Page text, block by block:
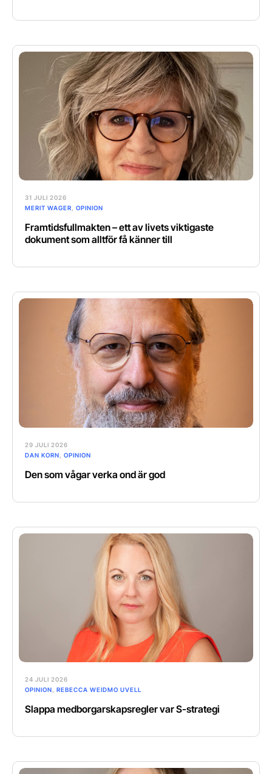
31 JULI 2026
MERIT WAGER, OPINION
Framtidsfullmakten – ett av livets viktigaste
dokument som alltför få känner till
29 JULI 2026
DAN KORN
OPINION
Den som vågar verka ond är god
24 JULI 2026
OPINION
REBECCA WEIDMO UVELL
Slappa medborgarskapsregler var S-strategi